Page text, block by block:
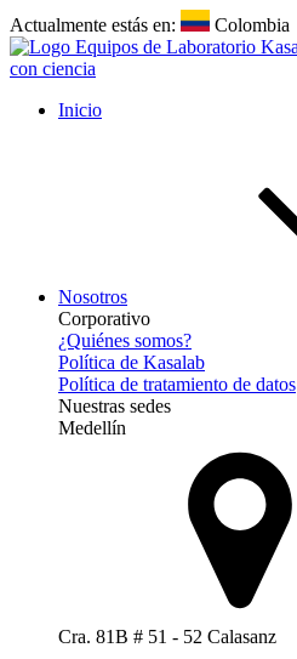
Actualmente estás en: Colombia
Inicio
Nosotros
Corporativo
¿Quiénes somos?
Política de Kasalab
Política de tratamiento de datos
Nuestras sedes
Medellín
Cra. 81B # 51 - 52 Calasanz